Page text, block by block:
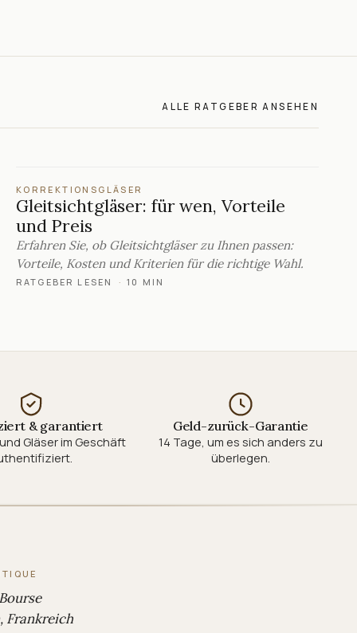
ALLE RATGEBER ANSEHEN
KORREKTIONSGLÄSER
Gleitsichtgläser: für wen, Vorteile
und Preis
Erfahren Sie, ob Gleitsichtgläser zu Ihnen passen:
Vorteile, Kosten und Kriterien für die richtige Wahl.
RATGEBER LESEN · 10 MIN
& garantiert
Gläser im Geschäft
Geld-zurück-Garantie
14 Tage, um es sich anders zu
überlegen.
Frankreich